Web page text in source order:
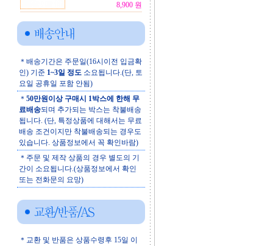
8,900 원
＊배송기간은 주문일(16시이전 입금확
인) 기준 1~3일 정도소요됩니다.(단, 토
요일 공휴일 포함 안됨)
＊ 50만원이상 구매시 1박스에 한해 무
료배송되며 추가되는 박스는 착불배송
됩니다. (단, 특정상품에 대해서는 무료
배송 조건이지만 착불배송되는 경우도
있습니다. 상품정보에서 꼭 확인바람)
＊주문 및 제작 상품의 경우 별도의 기
간이 소요됩니다.(상품정보에서 확인
또는 전화문의 요망)
＊교환 및 반품은 상품수령후 15일 이